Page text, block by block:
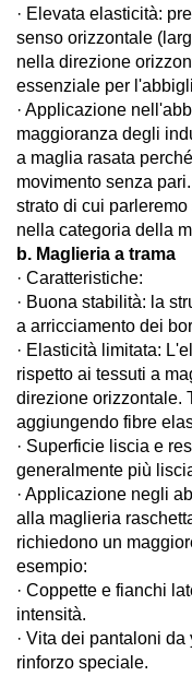
· Elevata elasticità:
senso orizzontale
nella direzione
essenziale per
· Applicazione
maggioranza degli
a maglia rasata
movimento senza
strato di cui
nella categoria della
b. Maglieria a trama
· Caratteristiche:
· Buona stabilità: la
a arricciamento dei
· Elasticità limitata:
rispetto ai tessuti a
direzione orizzontale.
aggiungendo fibre
· Superficie liscia e
generalmente più
· Applicazione negli
alla maglieria
richiedono un
esempio:
· Coppette e fianchi
intensità.
· Vita dei pantaloni
rinforzo speciale.